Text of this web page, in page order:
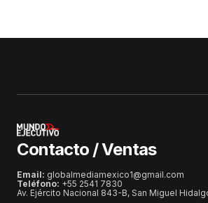
Contacto / Ventas
Email: globalmediamexico1@gmail.com
Teléfono: +55 2541 7830
Av. Ejército Nacional 843-B, San Miguel